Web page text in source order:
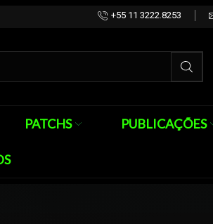
+55 11 3222.8253
PATCHS PUBLICAÇÕES